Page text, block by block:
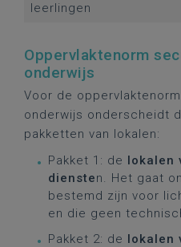
leerlingen
Oppervlaktenorm
onderwijs
Voor de
onderwijs onderscheidt
pakketten van lokalen:
Pakket 1: de lokalen
diensten. Het gaat
bestemd zijn voor
en die geen
Pakket 2: de lokalen